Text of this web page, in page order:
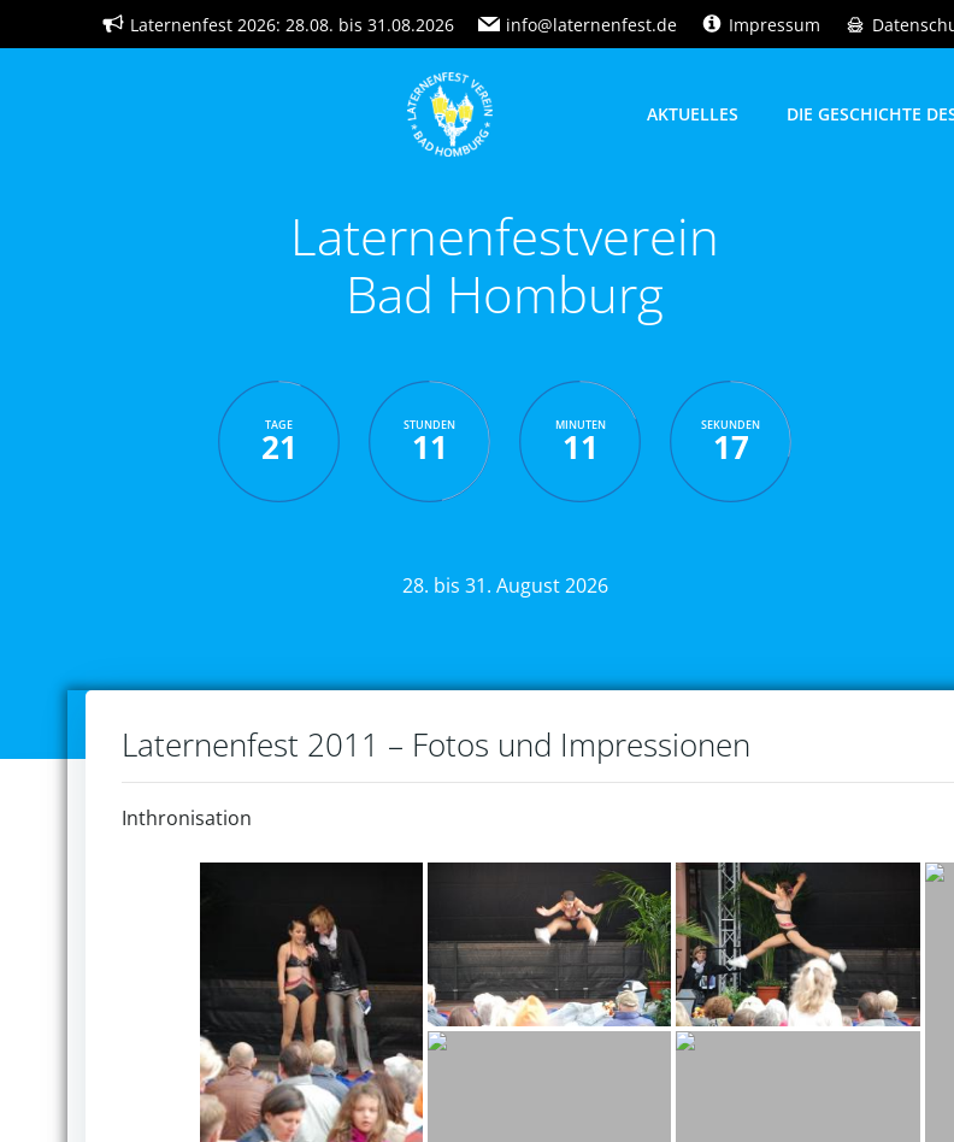
Inhalt
Laternenfest 2026: 28.08. bis 31.08.2026 info@laternenfest.de Impressum
AKTUELLES DIE GESCHICHTE
Laternenfestverein
Bad Homburg
TAGE
21
STUNDEN
11
MINUTEN
11
SEKUNDEN
16
28. bis 31. August 2026
Laternenfest 2011 – Fotos und Impressionen
Inthronisation